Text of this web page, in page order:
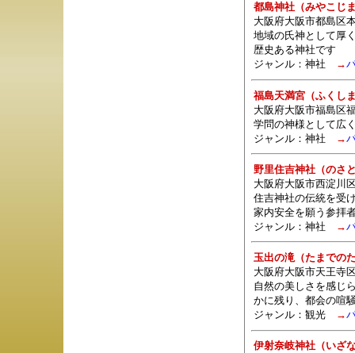
都島神社（みやこじ
大阪府大阪市都島区
地域の氏神として厚
歴史ある神社です
ジャンル： 神社 →
福島天満宮（ふくし
大阪府大阪市福島区
学問の神様として広
ジャンル： 神社 →
野里住吉神社（のさ
大阪府大阪市西淀川
住吉神社の伝統を受
家内安全を願う参拝
ジャンル： 神社 →
玉出の滝（たまでの
大阪府大阪市天王寺
自然の美しさを感じ
かに残り、都会の喧
ジャンル：観光→
伊射奈岐神社（いざ